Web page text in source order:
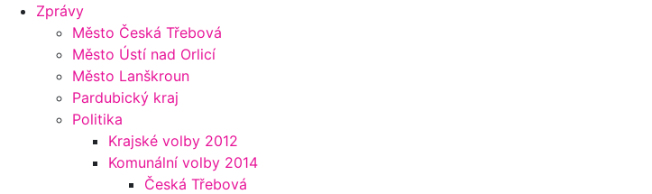
Zprávy
Město Česká Třebová
Město Ústí nad Orlicí
Město Lanškroun
Pardubický kraj
Politika
Krajské volby 2012
Komunální volby 2014
Česká Třebová